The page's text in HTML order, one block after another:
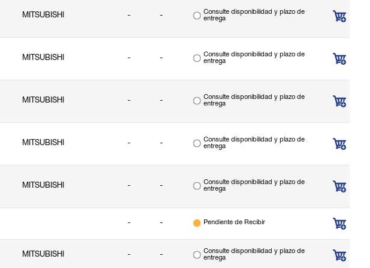
MITSUBISHI - -
Consulte disponibilidad y plazo de
entrega
MITSUBISHI - -
Consulte disponibilidad y plazo de
entrega
MITSUBISHI - -
Consulte disponibilidad y plazo de
entrega
MITSUBISHI - -
Consulte disponibilidad y plazo de
entrega
MITSUBISHI - -
Consulte disponibilidad y plazo de
entrega
- - Pendiente de Recibir
MITSUBISHI - -
Consulte disponibilidad y plazo de
entrega